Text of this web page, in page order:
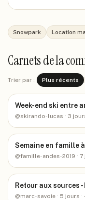
Snowpark Location
Carnets de la
Trier par : Plus récents
Week-end ski entre
@skirando-lucas · 3
Semaine en famille à
@famille-andes-2019 ·
Retour aux sources -
@marc-savoie · 5 jours